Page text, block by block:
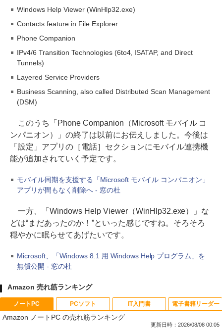
Windows Help Viewer (WinHlp32.exe)
Contacts feature in File Explorer
Phone Companion
IPv4/6 Transition Technologies (6to4, ISATAP, and Direct
Tunnels)
Layered Service Providers
Business Scanning, also called Distributed Scan Management
(DSM)
このうち「Phone Companion（Microsoft モバイル コ
ンパニオン）」の終了は以前にお伝えしました。今後は
「設定」アプリの［電話］セクションにモバイル連携機
能が追加されていく予定です。
モバイル同期を支援する「Microsoft モバイル コンパニオン」
アプリが間もなく削除へ - 窓の杜
一方、「Windows Help Viewer（WinHlp32.exe）」な
どは“まだあったのか！”といった感じですね。そろそろ
穏やかに眠らせてあげたいです。
Microsoft、「Windows 8.1 用 Windows Help プログラム」を
無償公開 - 窓の杜
Amazon 売れ筋ランキング
ノートPC
Amazon ノートPC の売れ筋ランキング
更新日時：2026/08/08 00:05
PCソフト IT入門書 電子書籍リーダー